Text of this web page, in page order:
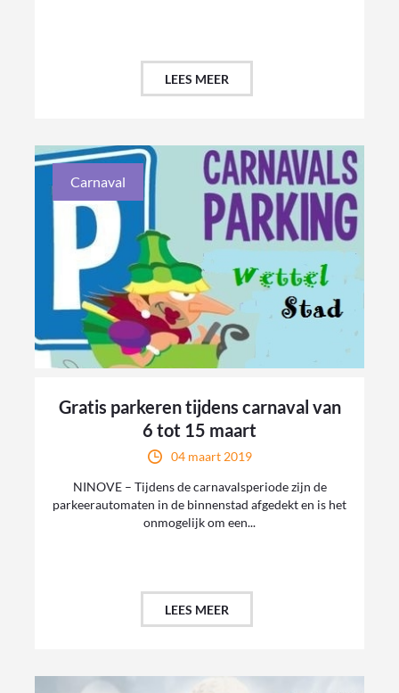
LEES MEER
Carnaval
Gratis parkeren tijdens carnaval van
6 tot 15 maart
04 maart 2019
NINOVE – Tijdens de carnavalsperiode zijn de
parkeerautomaten in de binnenstad afgedekt en is het
onmogelijk om een...
LEES MEER